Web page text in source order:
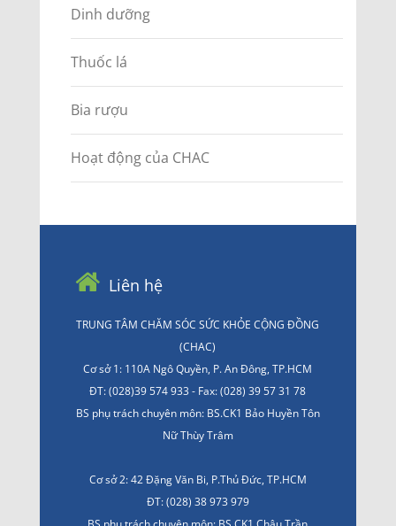
Dinh dưỡng
Thuốc lá
Bia rượu
Hoạt động của CHAC
Liên hệ
TRUNG TÂM CHĂM SÓC SỨC KHỎE CỘNG ĐỒNG
(CHAC)
Cơ sở 1: 110A Ngô Quyền, P. An Đông, TP.HCM
ĐT: (028)39 574 933 - Fax: (028) 39 57 31 78
BS phụ trách chuyên môn: BS.CK1 Bảo Huyền Tôn
Nữ Thùy Trâm
Cơ sở 2: 42 Đặng Văn Bi, P.Thủ Đức, TP.HCM
ĐT: (028) 38 973 979